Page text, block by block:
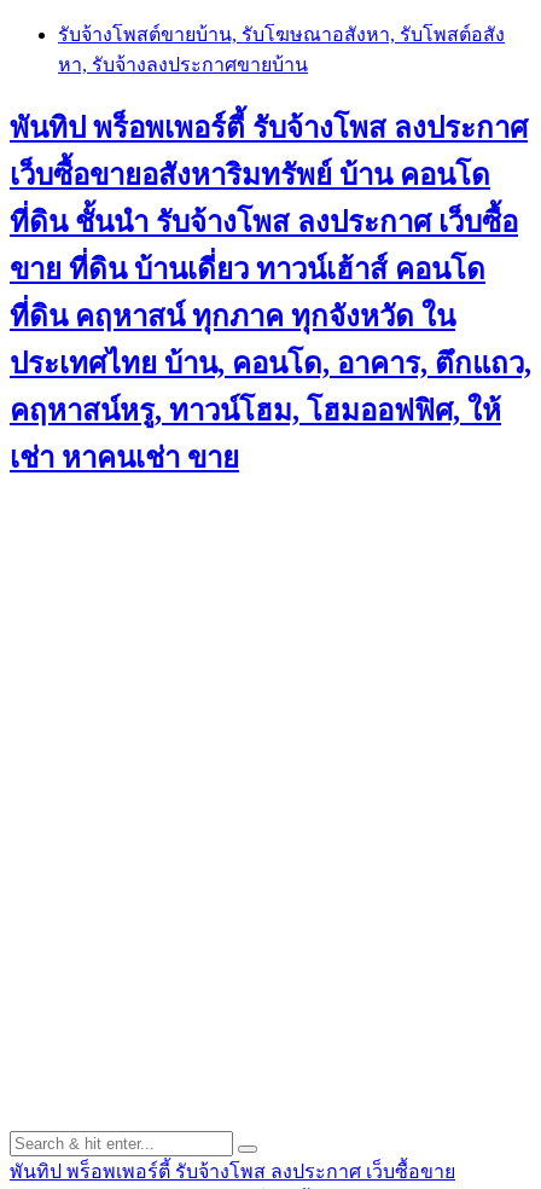
Skip
content
รับจ้างโพสต์ขายบ้าน, รับโฆษณาอสังหา, รับโพสต์อสัง
หา, รับจ้างลงประกาศขายบ้าน
พันทิป พร็อพเพอร์ตี้ รับจ้างโพส ลงประกาศ
เว็บซื้อขายอสังหาริมทรัพย์ บ้าน คอนโด
ที่ดิน ชั้นนำ รับจ้างโพส ลงประกาศ เว็บซื้อ
ขาย ที่ดิน บ้านเดี่ยว ทาวน์เฮ้าส์ คอนโด
ที่ดิน คฤหาสน์ ทุกภาค ทุกจังหวัด ใน
ประเทศไทย บ้าน, คอนโด, อาคาร, ตึกแถว,
คฤหาสน์หรู, ทาวน์โฮม, โฮมออฟฟิศ, ให้
เช่า หาคนเช่า ขาย
พันทิป พร็อพเพอร์ตี้ รับจ้างโพส ลงประกาศ เว็บซื้อขาย